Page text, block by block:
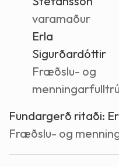
varamaður
Erla
Sigurðardóttir
Fræðslu- og
Fundargerð ritaði:
Fræðslu- og